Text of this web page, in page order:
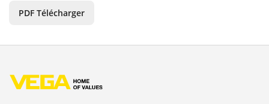
PDF Télécharger